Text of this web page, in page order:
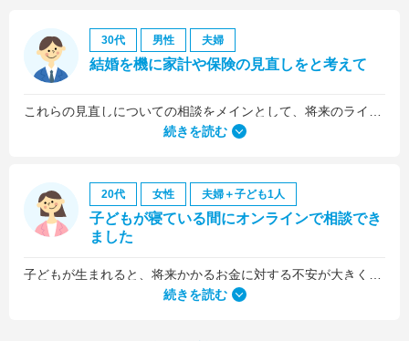
30代 男性 夫婦
結婚を機に家計や保険の見直しをと考えて
続きを読む
20代 女性 夫婦＋子ども1人
子どもが寝ている間にオンラインで相談でき
ました
何より、とても親身になって対応してくださって大満足。うちと同じように子どもの将来のお金のことで悩んでいる友人にも教えました。
続きを読む